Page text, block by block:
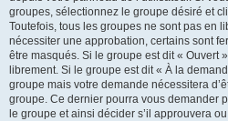
groupes, sélectionnez le groupe désiré et
Toutefois, tous les groupes ne sont pas en
nécessiter une approbation, certains sont
être masqués. Si le groupe est dit « Ouvert
librement. Si le groupe est dit « À la
groupe mais votre demande nécessitera
groupe. Ce dernier pourra vous demander
le groupe et ainsi décider s’il approuvera